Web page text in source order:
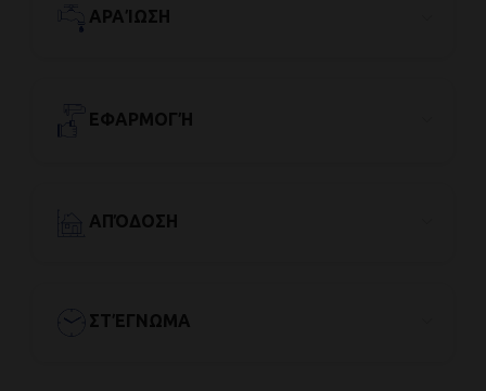
ΑΡΑΊΩΣΗ
ΕΦΑΡΜΟΓΉ
ΑΠΌΔΟΣΗ
ΣΤΈΓΝΩΜΑ